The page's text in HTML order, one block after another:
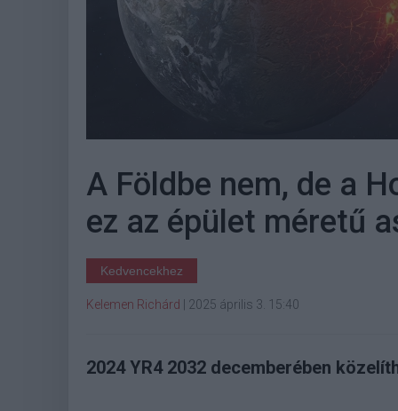
A Földbe nem, de a
ez az épület méretű
Kedvencekhez
Kelemen Richárd 2025 április 3. 15:40
2024 YR4 2032 decemberében